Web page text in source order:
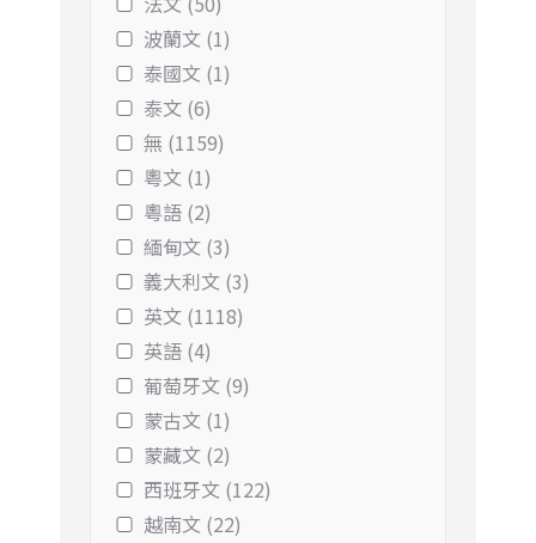
波蘭文 (1)
泰國文 (1)
泰文 (6)
無 (1159)
粵文 (1)
粵語 (2)
緬甸文 (3)
義大利文 (3)
英文 (1118)
英語 (4)
葡萄牙文 (9)
蒙古文 (1)
蒙藏文 (2)
西班牙文 (122)
越南文 (22)